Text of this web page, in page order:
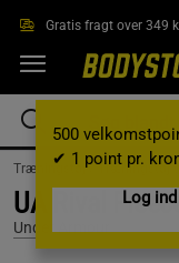
Gratis fragt over 349
500
✔ 1 point pr.
Log ind
Træningstøj /Træningstøj
UA Rival
Under Armour